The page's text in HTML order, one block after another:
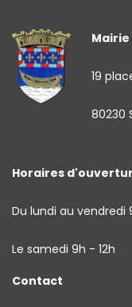
19
80230
Horaires
Du lundi au vendredi
Le samedi 9h - 12h
Contact